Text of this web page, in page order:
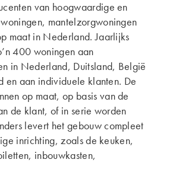
van hoogwaardige en
mantelzorgwoningen
maat in Nederland. Jaarlijks
400 woningen aan
in Nederland, Duitsland, België
en aan individuele klanten. De
op maat, op basis van de
de klant, of in serie worden
levert het gebouw compleet
inrichting, zoals de keuken,
inbouwkasten,